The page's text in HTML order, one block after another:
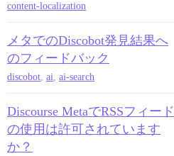
content-localization
メタでのDiscobot発見結果へ
のフィードバック
discobot, ai, ai-search
Discourse MetaでRSSフィード
の使用は許可されています
か？